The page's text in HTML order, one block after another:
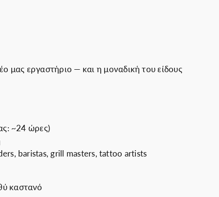
εργαστήριο — και η μοναδική του είδους
~24 ώρες)
baristas, grill masters, tattoo artists
καστανό